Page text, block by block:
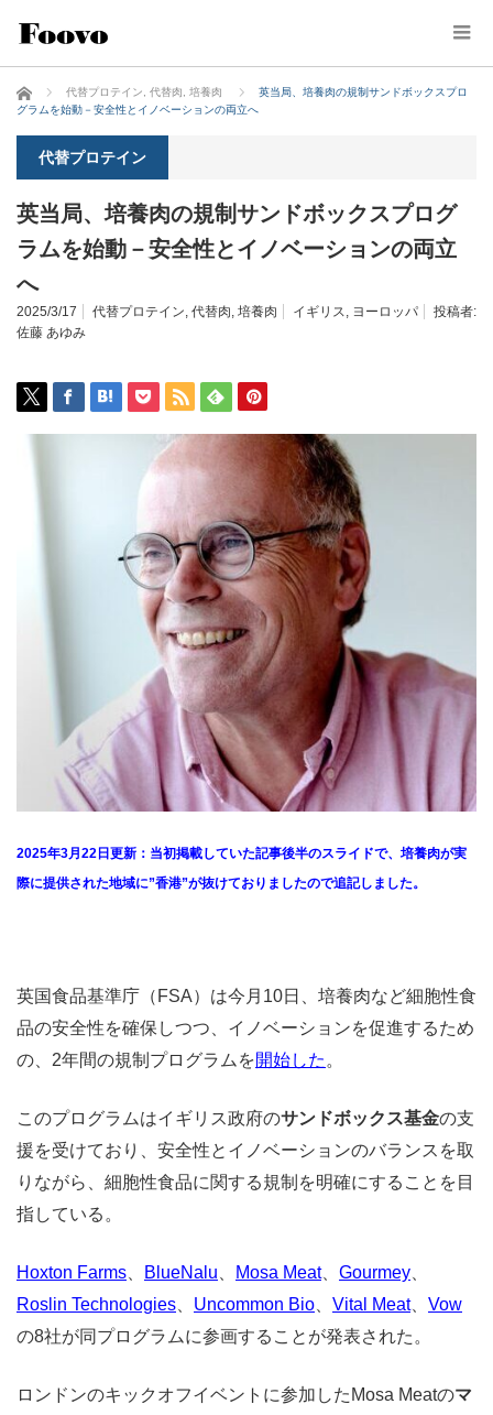
ホーム 代替プロテイン 代替肉 培養肉
英当局、培養肉の規制サンドボックスプロ
グラムを始動－安全性とイノベーションの両立へ
代替プロテイン
英当局、培養肉の規制サンドボックスプログ
ラムを始動－安全性とイノベーションの両立
へ
2025/3/17 代替プロテイン, 代替肉, 培養肉 イギリス, ヨーロッパ
投稿者:
佐藤 あゆみ
2025年3月22日更新：当初掲載していた記事後半のスライドで、培養肉が実
際に提供された地域に”香港”が抜けておりましたので追記しました。
英国食品基準庁（FSA）は今月10日、培養肉など細胞性食
品の安全性を確保しつつ、イノベーションを促進するため
の、2年間の規制プログラムを開始した 。
このプログラムはイギリス政府のサンドボックス基金の支
援を受けており、安全性とイノベーションのバランスを取
りながら、細胞性食品に関する規制を明確にすることを目
指している。
Hoxton Farms BlueNalu Mosa Meat、 Gourmey
Roslin Technologies
Uncommon Bio Vital Meat、 Vow
の8社が同プログラムに参画することが発表された。
ロンドンのキックオフイベントに参加したMosa Meatのマ